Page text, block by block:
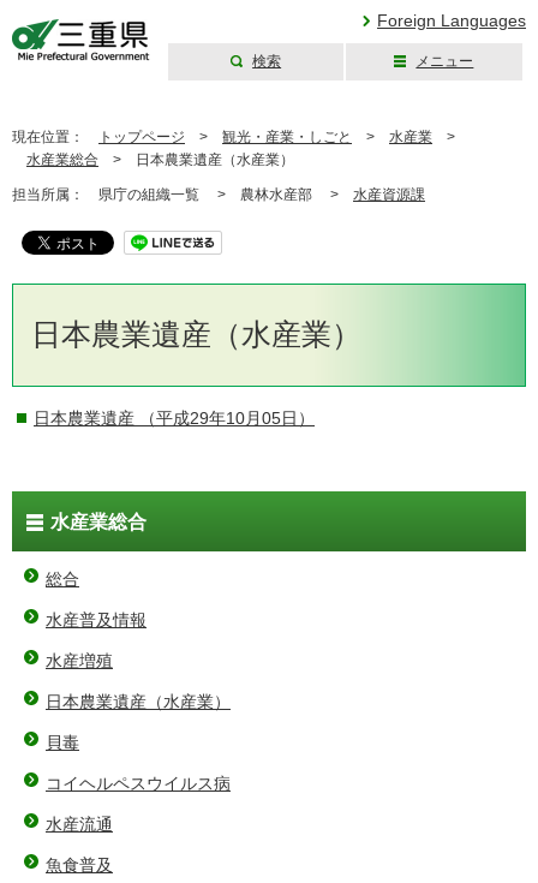
Foreign Languages
検索 メニュー
現在位置： トップページ > 観光・産業・しごと > 水産業 >
水産業総合 > 日本農業遺産（水産業）
担当所属： 県庁の組織一覧 > 農林水産部 > 水産資源課
日本農業遺産（水産業）
日本農業遺産 （平成29年10月05日）
水産業総合
総合
水産普及情報
水産増殖
日本農業遺産（水産業）
貝毒
コイヘルペスウイルス病
水産流通
魚食普及